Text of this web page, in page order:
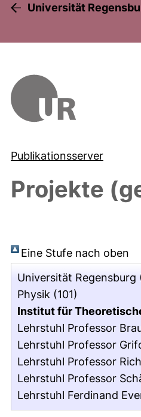
Universität
Publikationsserver
Projekte
Eine Stufe nach oben
Universität Regensburg
Physik (101)
Institut für
Lehrstuhl Professor
Lehrstuhl Professor
Lehrstuhl Professor
Lehrstuhl Professor
Lehrstuhl Ferdinand